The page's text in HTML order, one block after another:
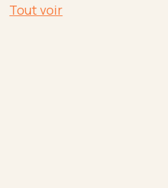
Tout voir